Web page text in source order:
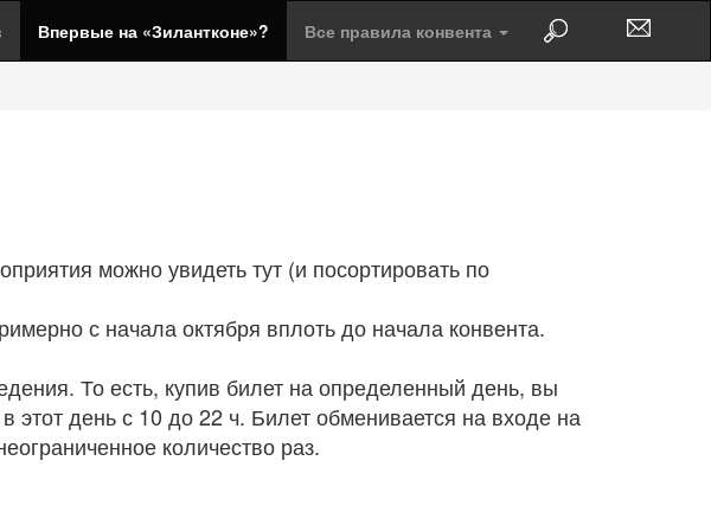
Впервые на «Зилантконе»? Все правила конвента
можно увидеть тут (и посортировать по
с начала октября вплоть до начала конвента.
То есть, купив билет на определенный день, вы
день с 10 до 22 ч. Билет обменивается на входе на
количество раз.